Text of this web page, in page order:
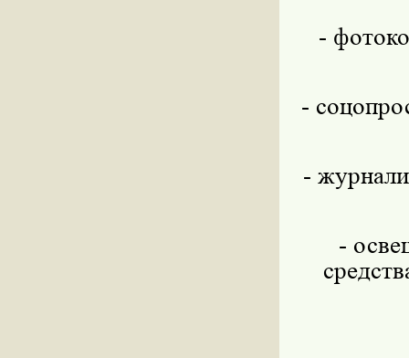
-
-
-
-